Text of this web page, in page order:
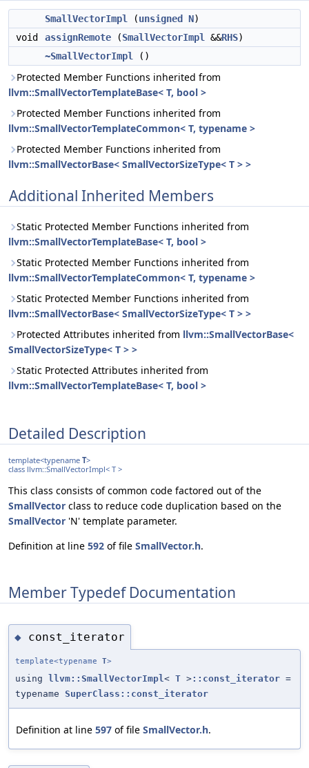
SmallVectorImpl (unsigned N)
void
assignRemote (SmallVectorImpl &&RHS)
~SmallVectorImpl
()
Protected Member Functions inherited from
llvm::SmallVectorTemplateBase< T, bool >
Protected Member Functions inherited from
llvm::SmallVectorTemplateCommon< T, typename >
Protected Member Functions inherited from
llvm::SmallVectorBase< SmallVectorSizeType< T > >
Additional Inherited Members
Static Protected Member Functions inherited from
llvm::SmallVectorTemplateBase< T, bool >
Static Protected Member Functions inherited from
llvm::SmallVectorTemplateCommon< T, typename >
Static Protected Member Functions inherited from
llvm::SmallVectorBase< SmallVectorSizeType< T > >
Protected Attributes inherited from llvm::SmallVectorBase<
SmallVectorSizeType< T > >
Static Protected Attributes inherited from
llvm::SmallVectorTemplateBase< T, bool >
Detailed Description
template<typename T>
class llvm::SmallVectorImpl< T >
This class consists of common code factored out of the
SmallVector class to reduce code duplication based on the
SmallVector 'N' template parameter.
Definition at line 592 of file SmallVector.h.
Member Typedef Documentation
◆ const_iterator
template<typename T>
using llvm::SmallVectorImpl< T >::const_iterator =
typename SuperClass::const_iterator
Definition at line 597 of file SmallVector.h.